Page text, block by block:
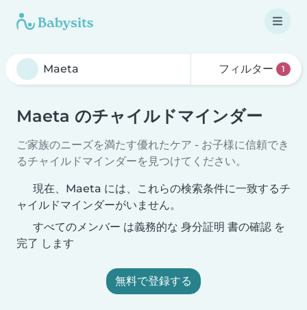
フィルター 1
Maeta のチャイルドマインダー
ご家族のニーズを満たす優れたケア - お子様に信頼でき
るチャイルドマインダーを見つけてください。
現在、Maeta には、これらの検索条件に一致するチ
ャイルドマインダーがいません。
すべてのメンバー は義務的な 身分証明 書の確認 を
完了 します
無料で登録する